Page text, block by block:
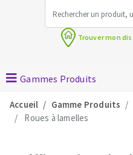
MACHINES
Meuleuses angulaires
Surfaceuses à béton
Trouver mon
Gammes Produits
Accueil Gamme Produits
Roues à lamelles